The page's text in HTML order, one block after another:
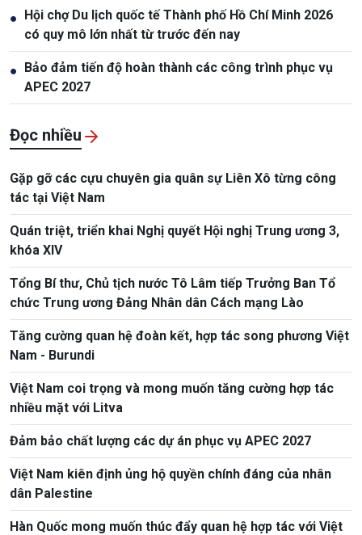
● Hội chợ Du lịch quốc tế Thành phố Hồ Chí Minh 2026
có quy mô lớn nhất từ trước đến nay
● Bảo đảm tiến độ hoàn thành các công trình phục vụ
APEC 2027
Đọc nhiều
Gặp gỡ các cựu chuyên gia quân sự Liên Xô từng công
tác tại Việt Nam
Quán triệt, triển khai Nghị quyết Hội nghị Trung ương 3,
khóa XIV
Tổng Bí thư, Chủ tịch nước Tô Lâm tiếp Trưởng Ban Tổ
chức Trung ương Đảng Nhân dân Cách mạng Lào
Tăng cường quan hệ đoàn kết, hợp tác song phương Việt
Nam - Burundi
Việt Nam coi trọng và mong muốn tăng cường hợp tác
nhiều mặt với Litva
Đảm bảo chất lượng các dự án phục vụ APEC 2027
Việt Nam kiên định ủng hộ quyền chính đáng của nhân
dân Palestine
Hàn Quốc mong muốn thúc đẩy quan hệ hợp tác với Việt